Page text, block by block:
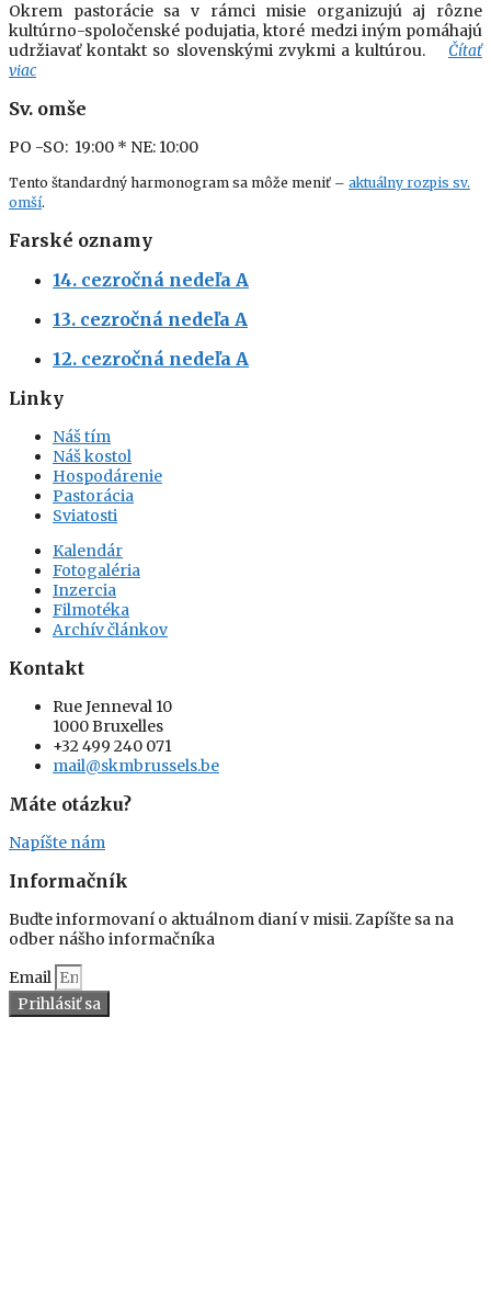
Okrem pastorácie sa v rámci misie organizujú aj rôzne
kultúrno-spoločenské podujatia, ktoré medzi iným pomáhajú
udržiavať kontakt so slovenskými zvykmi a kultúrou. Čítať
viac
Sv. omše
PO -SO: 19:00 * NE: 10:00
Tento štandardný harmonogram sa môže meniť – aktuálny rozpis sv.
omší.
Farské oznamy
14. cezročná nedeľa A
13. cezročná nedeľa A
12. cezročná nedeľa A
Linky
Náš tím
Náš kostol
Hospodárenie
Pastorácia
Sviatosti
Kalendár
Fotogaléria
Inzercia
Filmotéka
Archív článkov
Kontakt
Rue Jenneval 10
1000 Bruxelles
+32 499 240 071
mail@skmbrussels.be
Máte otázku?
Napíšte nám
Informačník
Buďte informovaní o aktuálnom dianí v misii. Zapíšte sa na
odber nášho informačníka
Email
Prihlásiť sa